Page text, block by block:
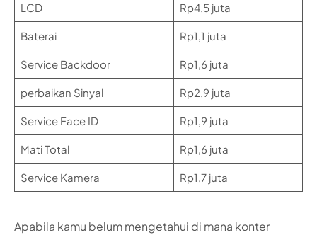
LCD Rp4,5 juta
Baterai Rp1,1 juta
Service Backdoor Rp1,6 juta
perbaikan Sinyal Rp2,9 juta
Service Face ID Rp1,9 juta
Mati Total Rp1,6 juta
Service Kamera Rp1,7 juta
Apabila kamu belum mengetahui di mana konter